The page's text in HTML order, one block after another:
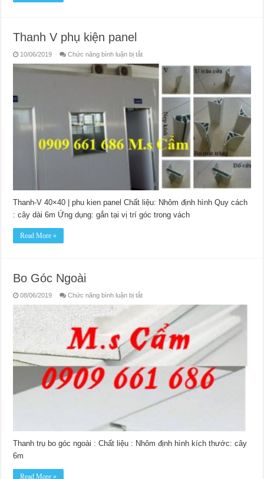
Thanh V phụ kiện panel
10/06/2019 Chức năng bình luận bị tắtở
V
panel
Thanh-V 40×40 | phu kien panel Chất liệu: Nhôm định hình Quy cách
: cây dài 6m Ứng dụng: gắn tại vị trí góc trong vách
Read More »
Bo Góc Ngoài
08/06/2019 Chức năng bình luận bị tắtở
Thanh trụ bo góc ngoài : Chất liệu : Nhôm định hình kích thước: cây
6m
Read More »